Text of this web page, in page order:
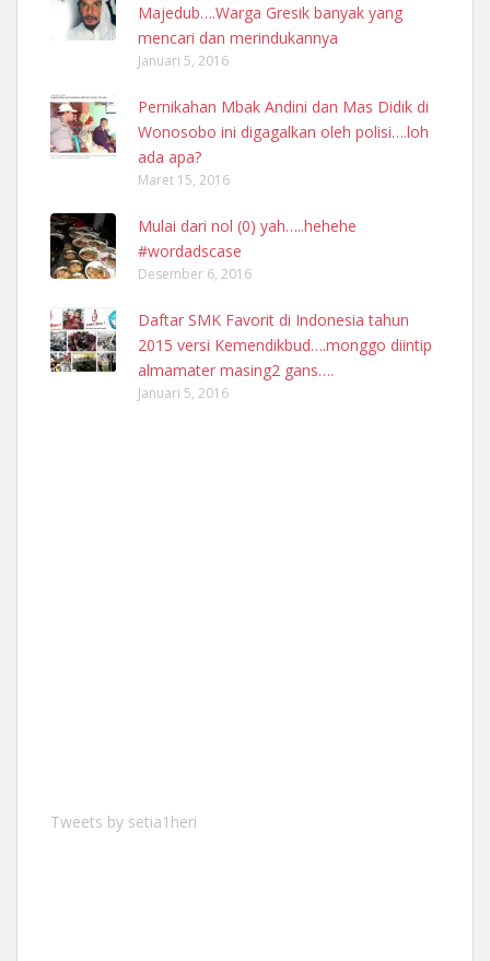
Majedub….Warga Gresik banyak yang
mencari dan merindukannya
Januari 5, 2016
Pernikahan Mbak Andini dan Mas Didik di
Wonosobo ini digagalkan oleh polisi….loh
ada apa?
Maret 15, 2016
Mulai dari nol (0) yah…..hehehe
#wordadscase
Desember 6, 2016
Daftar SMK Favorit di Indonesia tahun
2015 versi Kemendikbud….monggo diintip
almamater masing2 gans….
Januari 5, 2016
Tweets by setia1heri